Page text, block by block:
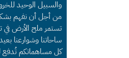
والسبيل الوحيد
من أجل أن نفهم
تستمر ملح الأرض في
ساحاتنا وشوارعنا
كل مساهماتكم تُدفع